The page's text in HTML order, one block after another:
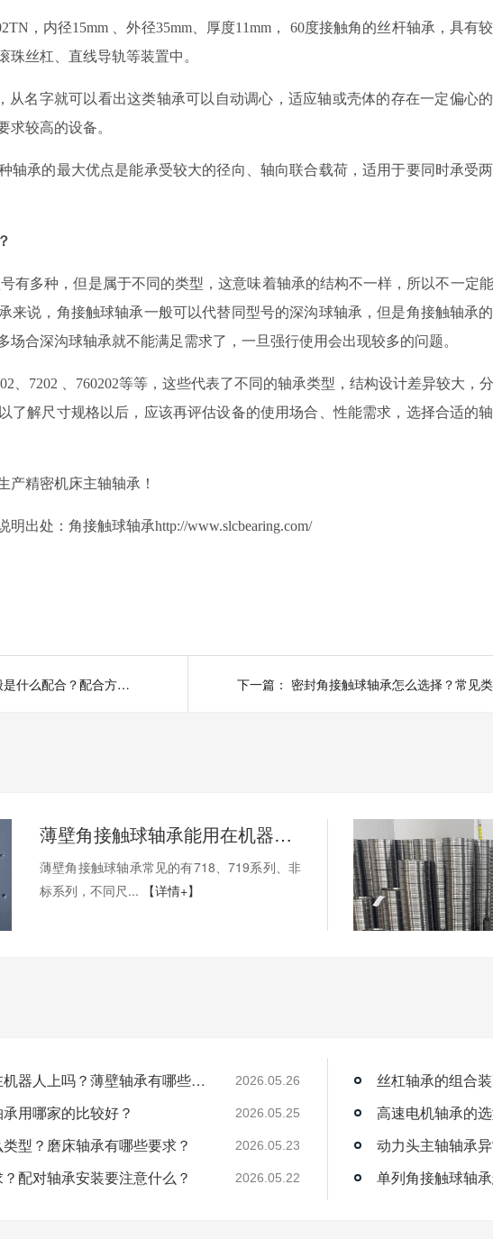
，内径15mm 、外径35mm、厚度11mm ， 60度接触角的丝杆轴承，具有
珠丝杠、直线导轨等装置中。
，从名字就可以看出这类轴承可以自动调心，适应轴或壳体的存在一定偏心
求较高的设备。
种轴承的最大优点是能承受较大的径向、轴向联合载荷，适用于要同时承受
有多种，但是属于不同的类型，这意味着轴承的结构不一样，所以不一定
来说，角接触球轴承一般可以代替同型号的深沟球轴承，但是角接触轴承
场合深沟球轴承就不能满足需求了，一旦强行使用会出现较多的问题。
7202 760202等等，这些代表了不同的轴承类型，结构设计差异较大，
了解尺寸规格以后，应该再评估设备的使用场合、性能需求，选择合适的轴
产精密机床主轴轴承！
出处：角接触球轴承http://www.slcbearing.com/
主轴轴承配合一般是什么配合？配合方式怎么选择？ 下一篇：
薄壁角接触球轴承能用在机器人上吗？薄壁轴承有哪些优点？
薄壁角接触球轴承常见的有718、719系列、非
标系列，不同尺...
【详情+】
薄壁角接触球轴承能用在机器人上吗？薄壁轴承有哪些优点？ 2026.05.26
用哪家的比较好？ 2026.05.25
型？磨床轴承有哪些要求？ 2026.05.23
配对轴承安装要注意什么？ 2026.05.22
丝杠轴承的组合
高速电机轴承的
动力头主轴轴承
单列角接触球轴